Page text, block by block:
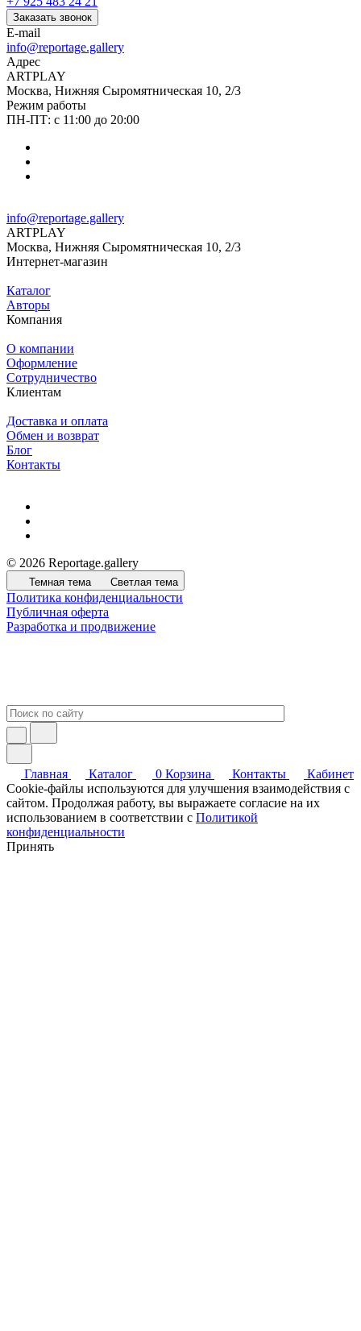
Заказать звонок
E-mail
info@reportage.gallery
Адрес
ARTPLAY
Москва, Нижняя Сыромятническая 10, 2/3
Режим работы
ПН-ПТ: с 11:00 до 20:00
info@reportage.gallery
ARTPLAY
Москва, Нижняя Сыромятническая 10, 2/3
Интернет-магазин
Каталог
Авторы
Компания
О компании
Оформление
Сотрудничество
Клиентам
Доставка и оплата
Обмен и возврат
Блог
Контакты
© 2026 Reportage.gallery
Темная тема Светлая тема
Политика конфиденциальности
Публичная оферта
Разработка и продвижение
Главная Каталог 0 Корзина Контакты
Кабинет
Cookie-файлы используются для улучшения взаимодействия с
сайтом. Продолжая работу, вы выражаете согласие на их
использованием в соответствии с Политикой
конфиденциальности
Принять